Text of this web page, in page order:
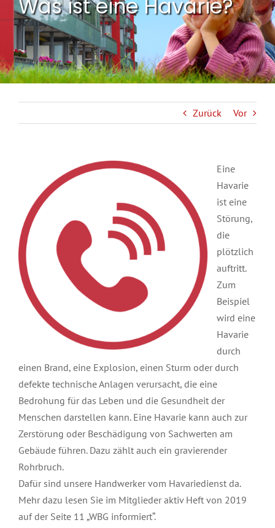
Was ist eine Havarie?
Zurück Vor
Eine
Havarie
ist eine
Störung,
die
plötzlich
auftritt.
Zum
Beispiel
wird eine
Havarie
durch
einen Brand, eine Explosion, einen Sturm oder durch
defekte technische Anlagen verursacht, die eine
Bedrohung für das Leben und die Gesundheit der
Menschen darstellen kann. Eine Havarie kann auch zur
Zerstörung oder Beschädigung von Sachwerten am
Gebäude führen. Dazu zählt auch ein gravierender
Rohrbruch.
Dafür sind unsere Handwerker vom Havariedienst da.
Mehr dazu lesen Sie im Mitglieder aktiv Heft von 2019
auf der Seite 11 „WBG informiert“.